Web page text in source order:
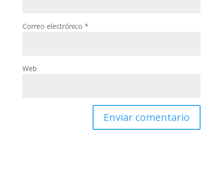
Correo electrónico *
Web